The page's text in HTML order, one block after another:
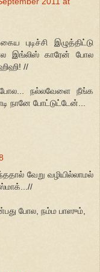
புடிச்சி இழுத்திட்டு
இங்லிஸ் காரேன் போல
//
போல... நல்லவேளை நீங்க
நானே போட்டுட்டேன்...
வேறு வழியில்லாமல்
போல, நம்ம பாஸும்,